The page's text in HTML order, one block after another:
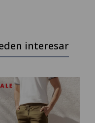
interesar